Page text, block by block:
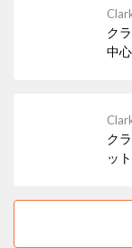
ク
中
ク
ッ
量